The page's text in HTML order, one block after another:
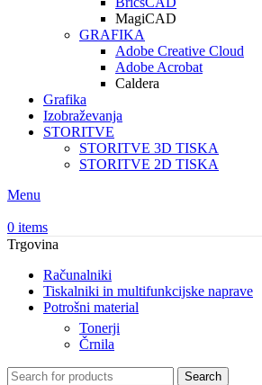
MagiCAD
GRAFIKA
Adobe Creative Cloud
Adobe Acrobat
Caldera
Grafika
Izobraževanja
STORITVE
STORITVE 3D TISKA
STORITVE 2D TISKA
Menu
0 items
Trgovina
Računalniki
Tiskalniki in multifunkcijske naprave
Potrošni material
Tonerji
Črnila
Search